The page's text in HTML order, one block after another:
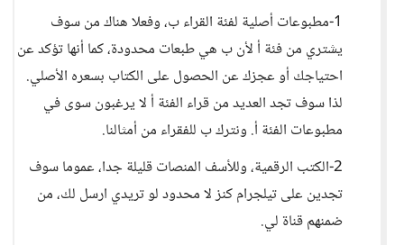
1-مطبوعات أصلية لفئة القراء ب، وفعلا هناك من سوف
يشتري من فئة أ لأن ب هي طبعات محدودة، كما أنها تؤكد عن
احتياجك أو عجزك عن الحصول على الكتاب بسعره الأصلي.
لذا سوف تجد العديد من قراء الفئة أ لا يرغبون سوى في
مطبوعات الفئة أ. ونترك ب للفقراء من أمثالنا.
2-الكتب الرقمية، وللأسف المنصات قليلة جدا، عموما سوف
تجدين على تيلجرام كنز لا محدود لو تريدي ارسل لك، من
ضمنهم قناة لي.